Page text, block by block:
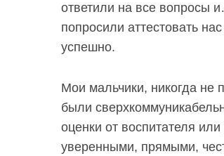
ответили на все вопросы
попросили аттестовать
успешно.
Мои мальчики, никогда
были
оценки от воспитателя
уверенными, прямыми,